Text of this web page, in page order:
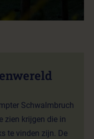
Schwalmbruch
zien krijgen die in
te vinden zijn. De